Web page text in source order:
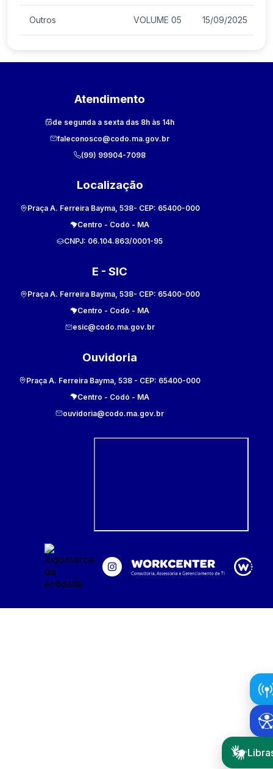
Outros VOLUME 05 15/09/2025
Atendimento
de segunda a sexta das 8h às 14h
faleconosco@codo.ma.gov.br
(99) 99904-7098
Localização
Praça A. Ferreira Bayma, 538- CEP: 65400-000
Centro - Codó - MA
CNPJ: 06.104.863/0001-95
E - SIC
Praça A. Ferreira Bayma, 538- CEP: 65400-000
Centro - Codó - MA
esic@codo.ma.gov.br
Ouvidoria
Praça A. Ferreira Bayma, 538 - CEP: 65400-000
Centro - Codó - MA
ouvidoria@codo.ma.gov.br